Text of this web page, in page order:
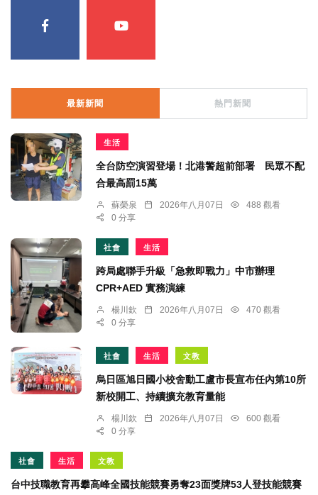
最新新聞 熱門新聞
生活
全台防空演習登場！北港警超前部署 民眾不配
合最高罰15萬
蘇榮泉 2026年八月07日
488 觀看
0 分享
社會 生活
跨局處聯手升級「急救即戰力」中市辦理
CPR+AED 實務演練
楊川欽 2026年八月07日
470 觀看
0 分享
社會 生活 文教
烏日區旭日國小校舍動工盧市長宣布任內第10所
新校開工、持續擴充教育量能
楊川欽 2026年八月07日
600 觀看
0 分享
社會 生活 文教
台中技職教育再攀高峰全國技能競賽勇奪23面獎牌53人登技能競賽